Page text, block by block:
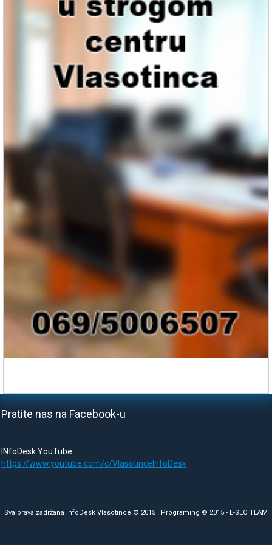
Pratite nas na Facebook-u
INfoDesk YouTube
https://www.youtube.com/c/VlasotinceInfoDesk
Sva prava zadržana InfoDesk Vlasotince © 2015 | Programing © 2015 - E-SEO TEAM